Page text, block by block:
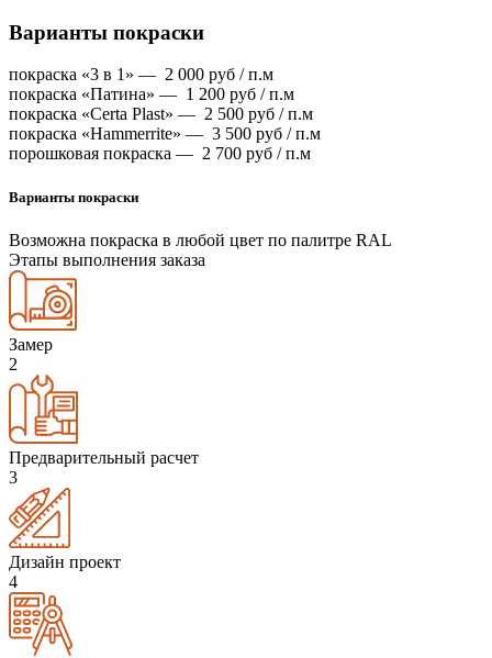
Варианты покраски
покраска «3 в 1» — 2 000 руб / п.м
покраска «Патина» — 1 200 руб / п.м
покраска «Certa Plast» — 2 500 руб / п.м
покраска «Hammerrite» — 3 500 руб / п.м
порошковая покраска — 2 700 руб / п.м
Варианты покраски
Возможна покраска в любой цвет по палитре RAL
Этапы выполнения заказа
Замер
2
Предварительный расчет
3
Дизайн проект
4